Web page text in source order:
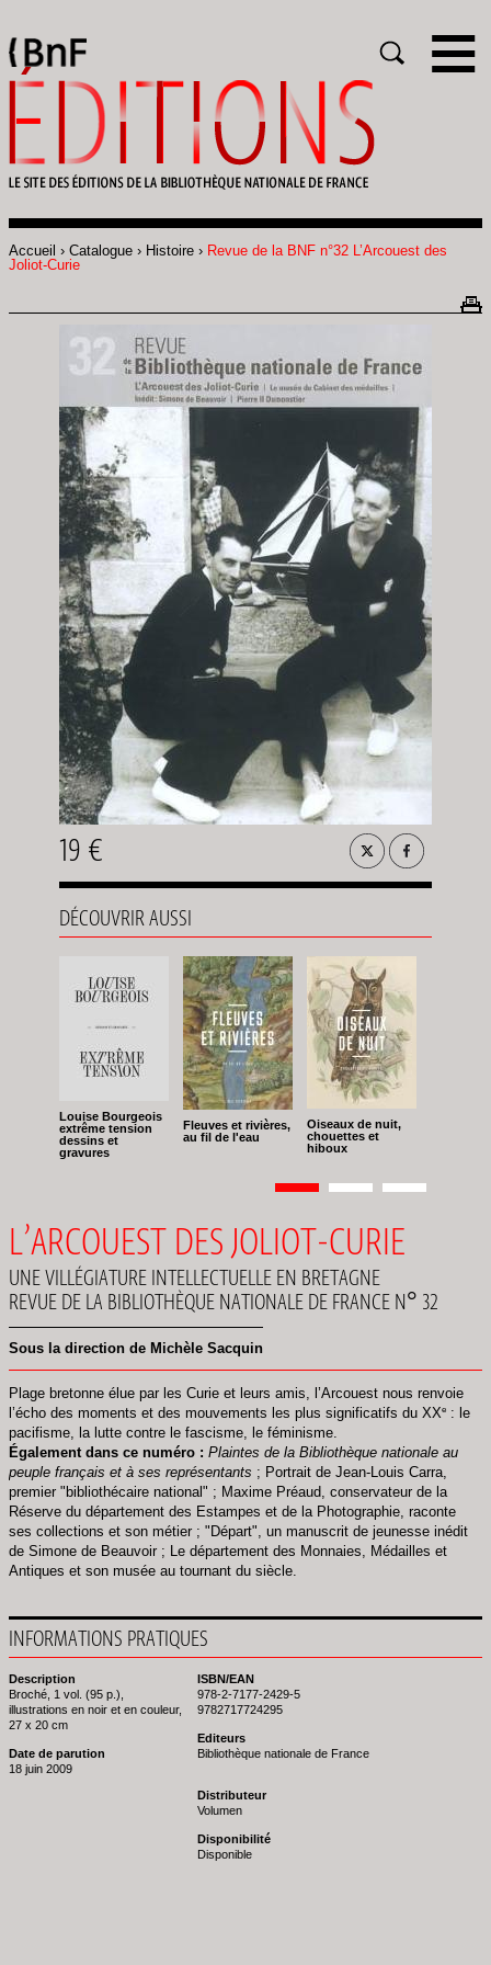
Fil
Accueil Catalogue Histoire
Revue de la BNF n°32 L’Arcouest des
Joliot-Curie
19 €
DÉCOUVRIR AUSSI
Louise Bourgeois
extrême tension
dessins et
gravures
Fleuves et rivières,
au fil de l'eau
Oiseaux de nuit,
chouettes et
hiboux
Pagination
Page
1 Page
2 Page
3
L’ARCOUEST DES JOLIOT-CURIE
UNE VILLÉGIATURE INTELLECTUELLE EN BRETAGNE
REVUE DE LA BIBLIOTHÈQUE NATIONALE DE FRANCE N° 32
Sous la direction de Michèle Sacquin
Plage bretonne élue par les Curie et leurs amis, l’Arcouest nous renvoie
l’écho des moments et des mouvements les plus significatifs du XXe : le
pacifisme, la lutte contre le fascisme, le féminisme.
Également dans ce numéro : Plaintes de la Bibliothèque nationale au
peuple français et à ses représentants ; Portrait de Jean-Louis Carra,
premier "bibliothécaire national" ; Maxime Préaud, conservateur de la
Réserve du département des Estampes et de la Photographie, raconte
ses collections et son métier ; "Départ", un manuscrit de jeunesse inédit
de Simone de Beauvoir ; Le département des Monnaies, Médailles et
Antiques et son musée au tournant du siècle.
INFORMATIONS PRATIQUES
Description
Broché, 1 vol. (95 p.),
illustrations en noir et en couleur,
27 x 20 cm
Date de parution
18 juin 2009
ISBN/EAN
978-2-7177-2429-5
9782717724295
Editeurs
Bibliothèque nationale de France
Distributeur
Volumen
Disponibilité
Disponible